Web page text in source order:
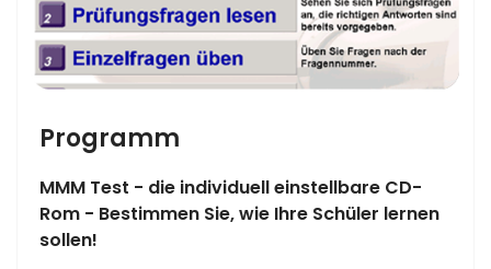
Programm
MMM Test - die individuell einstellbare CD-
Rom - Bestimmen Sie, wie Ihre Schüler lernen
sollen!